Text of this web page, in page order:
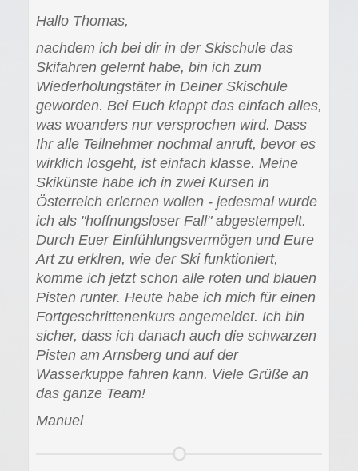
Hallo Thomas,
nachdem ich bei dir in der Skischule das
Skifahren gelernt habe, bin ich zum
Wiederholungstäter in Deiner Skischule
geworden. Bei Euch klappt das einfach alles,
was woanders nur versprochen wird. Dass
Ihr alle Teilnehmer nochmal anruft, bevor es
wirklich losgeht, ist einfach klasse. Meine
Skikünste habe ich in zwei Kursen in
Österreich erlernen wollen - jedesmal wurde
ich als "hoffnungsloser Fall" abgestempelt.
Durch Euer Einfühlungsvermögen und Eure
Art zu erklren, wie der Ski funktioniert,
komme ich jetzt schon alle roten und blauen
Pisten runter. Heute habe ich mich für einen
Fortgeschrittenenkurs angemeldet. Ich bin
sicher, dass ich danach auch die schwarzen
Pisten am Arnsberg und auf der
Wasserkuppe fahren kann. Viele Grüße an
das ganze Team!
Manuel